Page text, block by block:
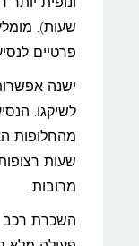
שעות).
פרטיים
ישנה
לשיקגו.
שעות
מרובות.
השכרת רכב